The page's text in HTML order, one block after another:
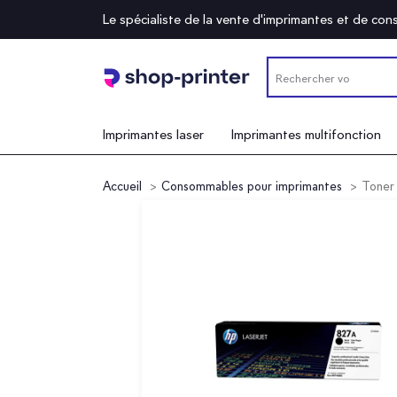
Le spécialiste de la vente d'imprimantes et de
Imprimantes laser Imprimantes multifonction
Accueil Consommables pour imprimantes Toner